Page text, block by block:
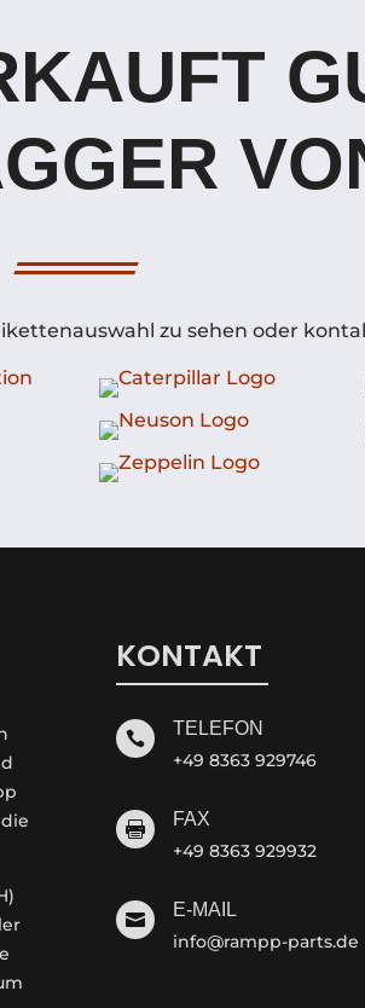
zu sehen oder
KONTAKT
 TELEFON
+49 8363 929746
 FAX
+49 8363 929932
 E-MAIL
info@rampp-parts.de